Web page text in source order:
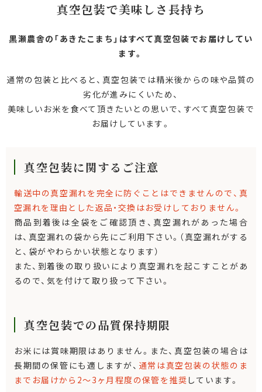
真空包装で美味しさ長持ち
黒瀬農舎の「あきたこまち」はすべて真空包装でお届けしてい
ます。
通常の包装と比べると、真空包装では精米後からの味や品質の
劣化が進みにくいため、
美味しいお米を食べて頂きたいとの思いで、すべて真空包装で
お届けしています。
真空包装に関するご注意
輸送中の真空漏れを完全に防ぐことはできませんので、真
空漏れを理由とした返品・交換はお受けしておりません。
商品到着後は全袋をご確認頂き、真空漏れがあった場合
は、真空漏れの袋から先にご利用下さい。（真空漏れがする
と、袋がやわらかい状態となります）
また、到着後の取り扱いにより真空漏れを起こすことがあ
るので、気を付けて取り扱って下さい。
真空包装での品質保持期限
お米には賞味期限はありません。また、真空包装の場合は
長期間の保管にも適しますが、 通常は真空包装の状態のま
までお届けから2～3ヶ月程度の保管を推奨 しています。